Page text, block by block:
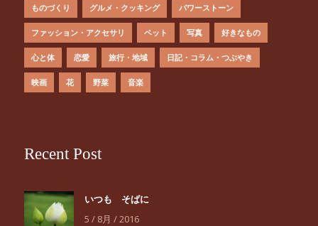
ものづくり グルメ・クッキング パワーストーン
ファッション・アクセサリ ペット 写真 好きなもの
心と体 恋愛 旅行・地域 日記・コラム・つぶやき
映画 花 野菜 音楽
Recent Post
いつも そばに
5 / 8月 / 2016